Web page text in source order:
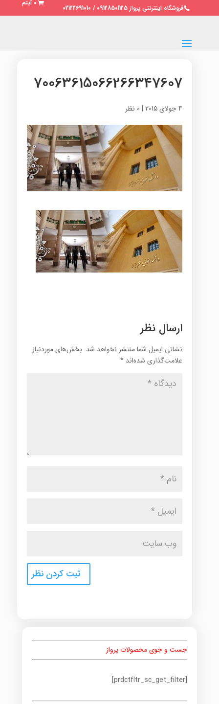
فروشگاه اینترنتی پرواز 09128501125 / 02122691010
0 آیتم
70063615066266347607
4 جولای 2015 | 0 نظر
ارسال نظر
نشانی ایمیل شما منتشر نخواهد شد. بخش‌های موردنیاز
علامت‌گذاری شده‌اند *
جست و جوی محصولات پرواز
[prdctfltr_sc_get_filter]